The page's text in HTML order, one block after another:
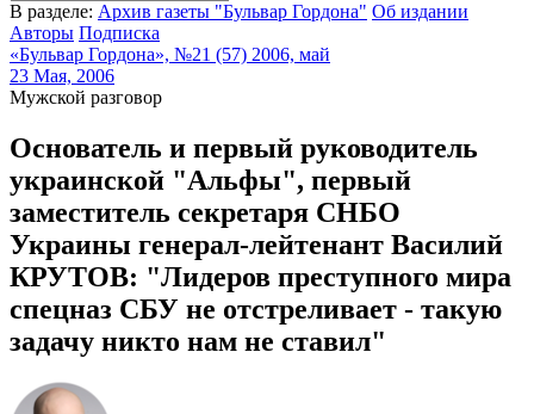
В разделе: Архив газеты "Бульвар Гордона" Об издании
Авторы Подписка
«Бульвар Гордона», №21 (57) 2006, май
23 Мая, 2006
Мужской разговор
Основатель и первый руководитель
украинской "Альфы", первый
заместитель секретаря СНБО
Украины генерал-лейтенант Василий
КРУТОВ: "Лидеров преступного мира
спецназ СБУ не отстреливает - такую
задачу никто нам не ставил"